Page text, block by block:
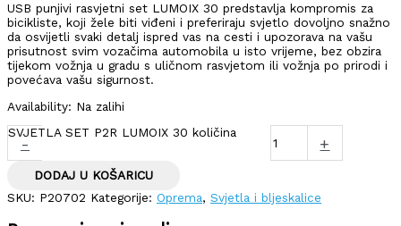
USB punjivi rasvjetni set LUMOIX 30 predstavlja kompromis za
bicikliste, koji žele biti viđeni i preferiraju svjetlo dovoljno snažno
da osvijetli svaki detalj ispred vas na cesti i upozorava na vašu
prisutnost svim vozačima automobila u isto vrijeme, bez obzira
tijekom vožnja u gradu s uličnom rasvjetom ili vožnja po prirodi i
povećava vašu sigurnost.
Availability: Na zalihi
-
SVJETLA SET P2R LUMOIX 30 količina
+
DODAJ U KOŠARICU
SKU: P20702 Kategorije: Oprema, Svjetla i bljeskalice